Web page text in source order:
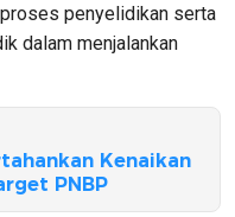
penyelidikan serta
dalam menjalankan
Kenaikan
PNBP